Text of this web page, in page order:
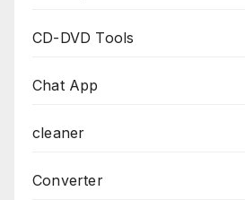
CD-DVD Tools
Chat App
cleaner
Converter